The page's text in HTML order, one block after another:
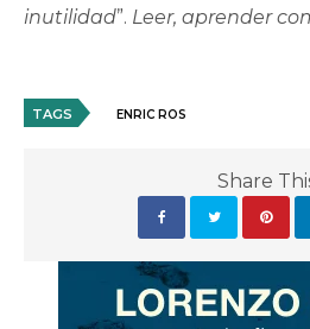
inutilidad”. Leer, aprender
TAGS ENRIC ROS
Share